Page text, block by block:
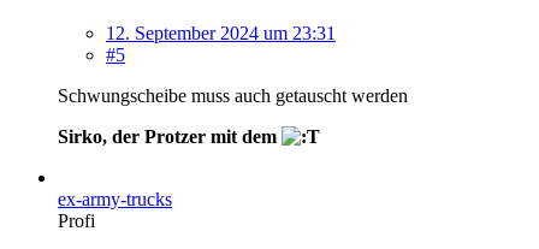
12. September 2024 um 23:31
#5
Schwungscheibe muss auch getauscht werden
Sirko, der Protzer mit dem
ex-army-trucks
Profi